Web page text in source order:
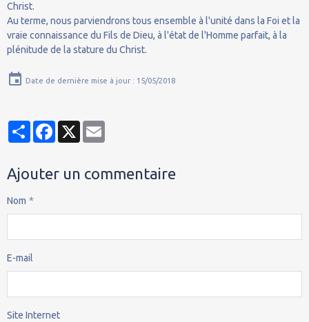
Christ.
Au terme, nous parviendrons tous ensemble à l'unité dans la Foi et la
vraie connaissance du Fils de Dieu, à l'état de l'Homme parfait, à la
plénitude de la stature du Christ.
Date de dernière mise à jour : 15/05/2018
PartagerFacebook
X
Ajouter un commentaire
Nom
E-mail
Site Internet